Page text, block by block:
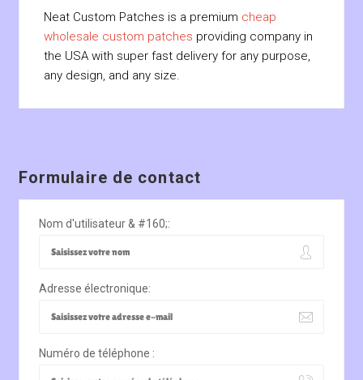
Neat Custom Patches is a premium cheap
wholesale custom patches providing company in
the USA with super fast delivery for any purpose,
any design, and any size.
Formulaire de contact
Nom d'utilisateur & #160;:
Adresse électronique:
Numéro de téléphone :